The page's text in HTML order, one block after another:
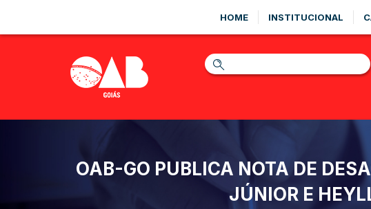
HOME INSTITUCIONAL
OAB-GO PUBLICA NOTA DE
JÚNIOR E